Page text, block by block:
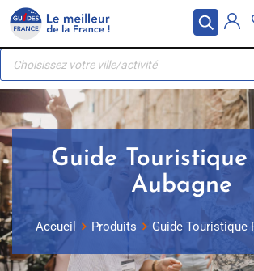
Panneau de gestion des cookies
Skip
content
Recherche
produits
Guide Touristique
Aubagne
Accueil Produits Guide Touristique